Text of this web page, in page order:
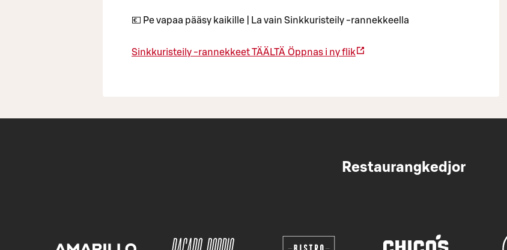
💶 Pe vapaa pääsy kaikille | La vain Sinkkuristeily -rannekkeella
Sinkkuristeily -rannekkeet TÄÄLTÄ Öppnas i ny flik
Restaurangkedjor